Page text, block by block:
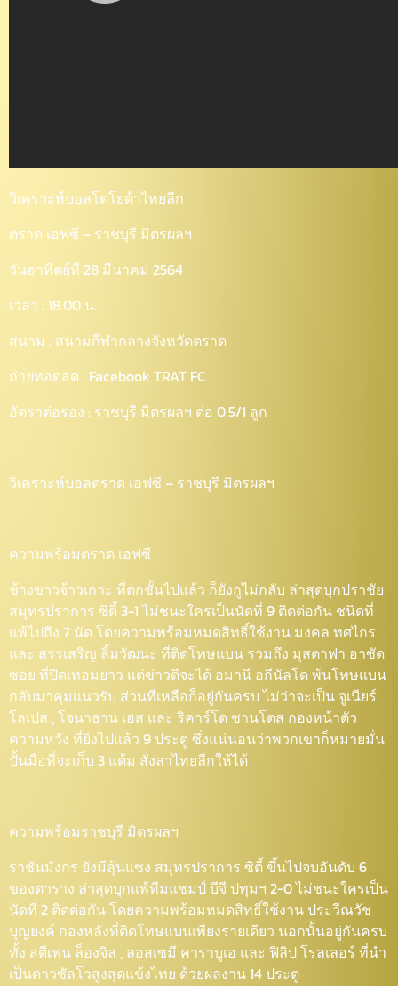
วิเคราะห์บอลโตโยต้าไทยลีก
ตราด เอฟซี – ราชบุรี มิตรผลฯ
วันอาทิตย์ที่ 28 มีนาคม 2564
เวลา : 18.00 น.
สนาม : สนามกีฬากลางจังหวัดตราด
ถ่ายทอดสด : Facebook TRAT FC
อัตราต่อรอง : ราชบุรี มิตรผลฯ ต่อ 0.5/1 ลูก
วิเคราะห์บอลตราด เอฟซี – ราชบุรี มิตรผลฯ
ความพร้อมตราด เอฟซี
ช้างขาวจ้าวเกาะ ที่ตกชั้นไปแล้ว ก็ยังกูไม่กลับ ล่าสุดบุกปราชัย
สมุทรปราการ ซิตี้ 3-1 ไม่ชนะใครเป็นนัดที่ 9 ติดต่อกัน ชนิดที่
แพ้ไปถึง 7 นัด โดยความพร้อมหมดสิทธิ์ใช้งาน มงคล ทศไกร
และ สรรเสริญ ลิ้มวัฒนะ ที่ติดโทษแบน รวมถึง มุสตาฟา อาซัด
ซอย ที่ปิดเทอมยาว แต่ข่าวดีจะได้ อมานี อกีนัลโด พ้นโทษแบน
กลับมาคุมแนวรับ ส่วนที่เหลือก็อยู่กันครบ ไม่ว่าจะเป็น จูเนียร์
โลเปส , โจนาธาน เฮส และ ริคาร์โด ซานโตส กองหน้าตัว
ความหวัง ที่ยิงไปแล้ว 9 ประตู ซึ่งแน่นอนว่าพวกเขาก็หมายมั่น
ปั้นมือที่จะเก็บ 3 แต้ม สั่งลาไทยลีกให้ได้
ความพร้อมราชบุรี มิตรผลฯ
ราชันมังกร ยังมีลุ้นแซง สมุทรปราการ ซิตี้ ขึ้นไปจบอันดับ 6
ของตาราง ล่าสุดบุกแพ้ทีมแชมป์ บีจี ปทุมฯ 2-0 ไม่ชนะใครเป็น
นัดที่ 2 ติดต่อกัน โดยความพร้อมหมดสิทธิ์ใช้งาน ประวีณวัช
บุญยงค์ กองหลังที่ติดโทษแบนเพียงรายเดียว นอกนั้นอยู่กันครบ
ทั้ง สตีเฟน ล็องจิล , ลอสเซมี คาราบูเอ และ ฟิลิป โรลเลอร์ ที่นำ
เป็นดาวซัลโวสูงสุดแข้งไทย ด้วยผลงาน 14 ประตู